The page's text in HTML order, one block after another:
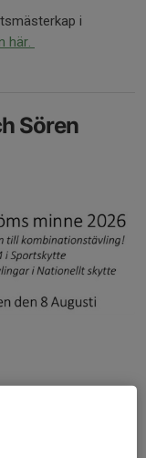
i
här.
Sören
1/8, nytt